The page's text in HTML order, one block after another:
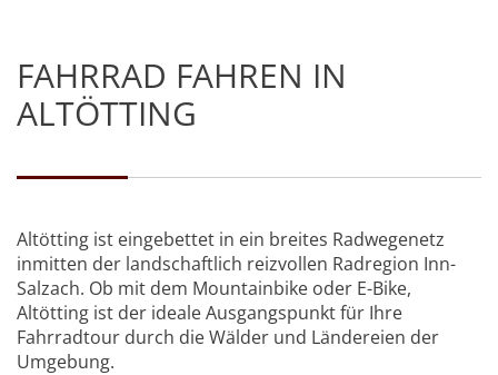
FAHRRAD FAHREN IN
ALTÖTTING
Altötting ist eingebettet in ein breites Radwegenetz
inmitten der landschaftlich reizvollen Radregion Inn-
Salzach. Ob mit dem Mountainbike oder E-Bike,
Altötting ist der ideale Ausgangspunkt für Ihre
Fahrradtour durch die Wälder und Ländereien der
Umgebung.